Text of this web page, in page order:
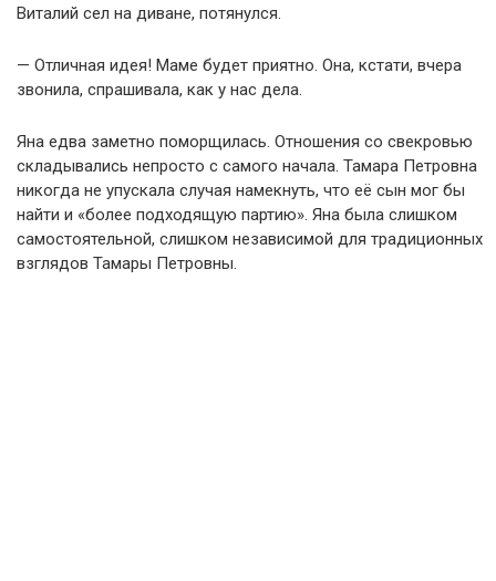
Виталий сел на диване, потянулся.
— Отличная идея! Маме будет приятно. Она, кстати, вчера
звонила, спрашивала, как у нас дела.
Яна едва заметно поморщилась. Отношения со свекровью
складывались непросто с самого начала. Тамара Петровна
никогда не упускала случая намекнуть, что её сын мог бы
найти и «более подходящую партию». Яна была слишком
самостоятельной, слишком независимой для традиционных
взглядов Тамары Петровны.